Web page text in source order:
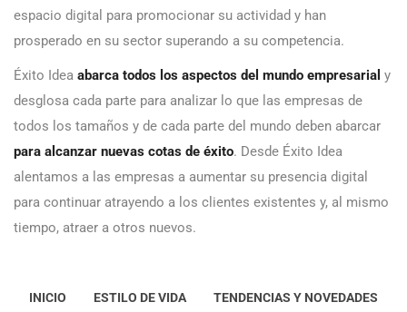
espacio digital para promocionar su actividad y han
prosperado en su sector superando a su competencia.
Éxito Idea abarca todos los aspectos del mundo empresarial y
desglosa cada parte para analizar lo que las empresas de
todos los tamaños y de cada parte del mundo deben abarcar
para alcanzar nuevas cotas de éxito. Desde Éxito Idea
alentamos a las empresas a aumentar su presencia digital
para continuar atrayendo a los clientes existentes y, al mismo
tiempo, atraer a otros nuevos.
INICIO ESTILO DE VIDA TENDENCIAS Y NOVEDADES